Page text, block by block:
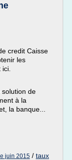
credit Caisse
les
solution de
à la
la banque...
juin 2015 / taux